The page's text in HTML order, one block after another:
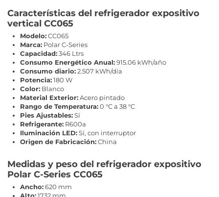
Características del refrigerador expositivo
vertical CC065
Modelo:CC065
Marca: Polar C-Series
Capacidad:346 Ltrs
Consumo Energético Anual:915.06 kWh/año
Consumo diario:2.507 kWh/día
Potencia:180 W
Color: Blanco
Material Exterior:Acero pintado
Rango de Temperatura:0 °C a 38 °C
Pies Ajustables:Sí
Refrigerante: R600a
Iluminación LED:Sí, con interruptor
Origen de Fabricación:China
Medidas y peso del refrigerador expositivo
Polar C-Series CC065
Ancho:620 mm